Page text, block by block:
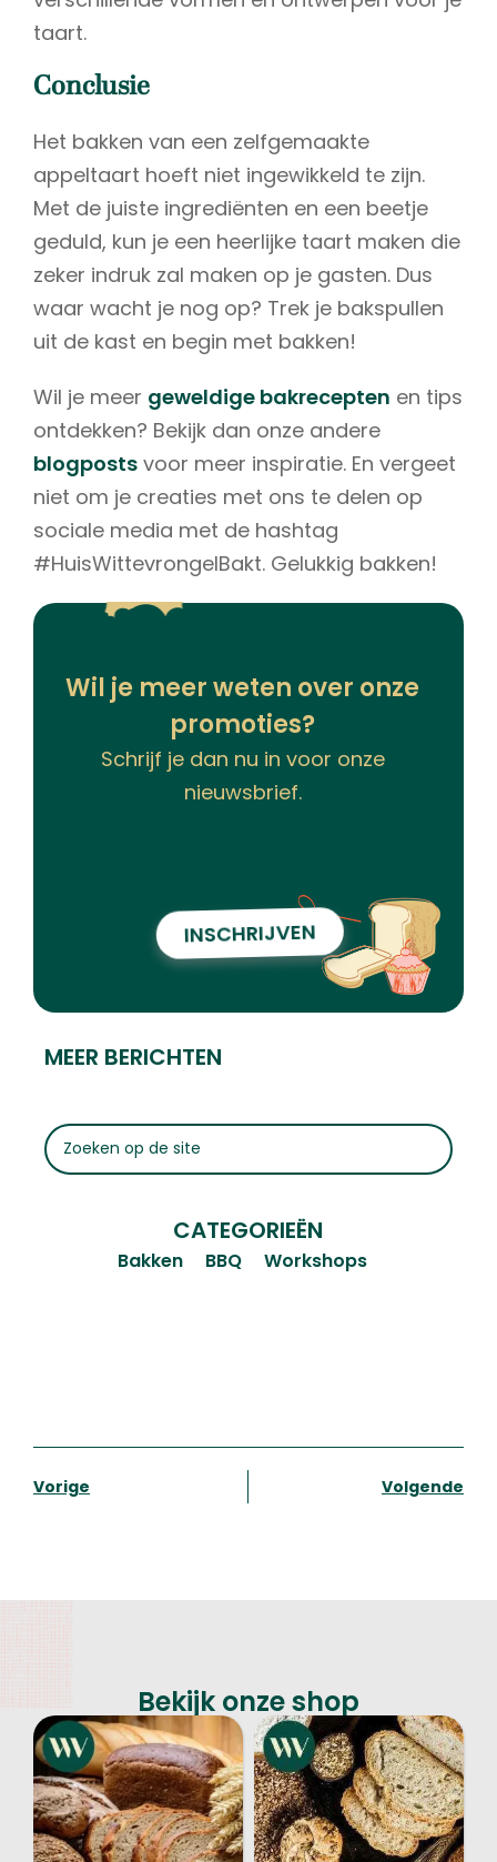
taart.
Conclusie
Het bakken van een zelfgemaakte
appeltaart hoeft niet ingewikkeld te zijn.
Met de juiste ingrediënten en een beetje
geduld, kun je een heerlijke taart maken die
zeker indruk zal maken op je gasten. Dus
waar wacht je nog op? Trek je bakspullen
uit de kast en begin met bakken!
Wil je meer geweldige bakrecepten en tips
ontdekken? Bekijk dan onze andere
blogposts voor meer inspiratie. En vergeet
niet om je creaties met ons te delen op
sociale media met de hashtag
#HuisWittevrongelBakt. Gelukkig bakken!
Wil je meer weten over onze
promoties?
Schrijf je dan nu in voor onze
nieuwsbrief.
INSCHRIJVEN
MEER BERICHTEN
CATEGORIEËN
Bakken BBQ Workshops
Vorige Volgende
Bekijk onze shop